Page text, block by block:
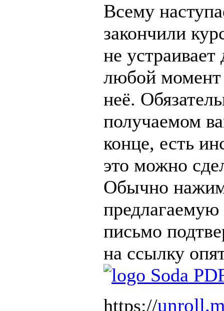
Всему
закончили
не
любой момент
неё.
получаемом
конце, есть
это можно
Обычно
письмо
на ссылку
https://